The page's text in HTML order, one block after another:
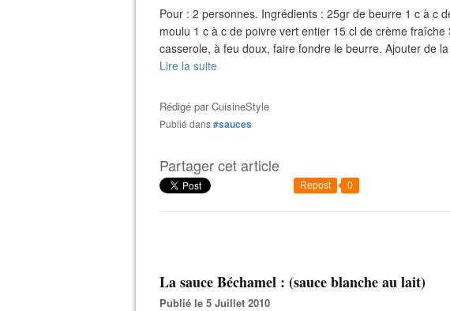
Pour : 2 personnes. Ingrédients : 25gr de beurre 1 c à c
moulu 1 c à c de poivre vert entier 15 cl de crème
casserole, à feu doux, faire fondre le beurre. Ajouter de
Lire la suite
Rédigé parCuisineStyle
Publié dans#sauces
Partager cet article
Repost 0
La sauce Béchamel : (sauce blanche au lait)
Publié le 5 Juillet 2010